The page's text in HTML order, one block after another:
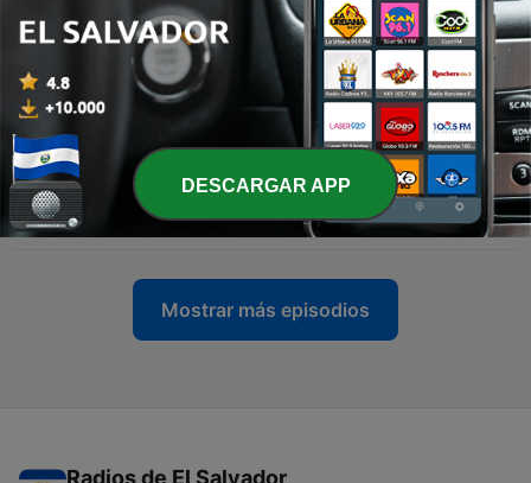
956 - XY-unity Halikov - Radioshow Technopolis #100
955 - XY-unity Kubik - Radioshow TranceFormation
18 mayo 2026
954 - XY-unity Kubik - Radioshow House Tunes #20
04 mayo 2026
Mostrar más episodios
Radios de El Salvador
DESCARGAR APP